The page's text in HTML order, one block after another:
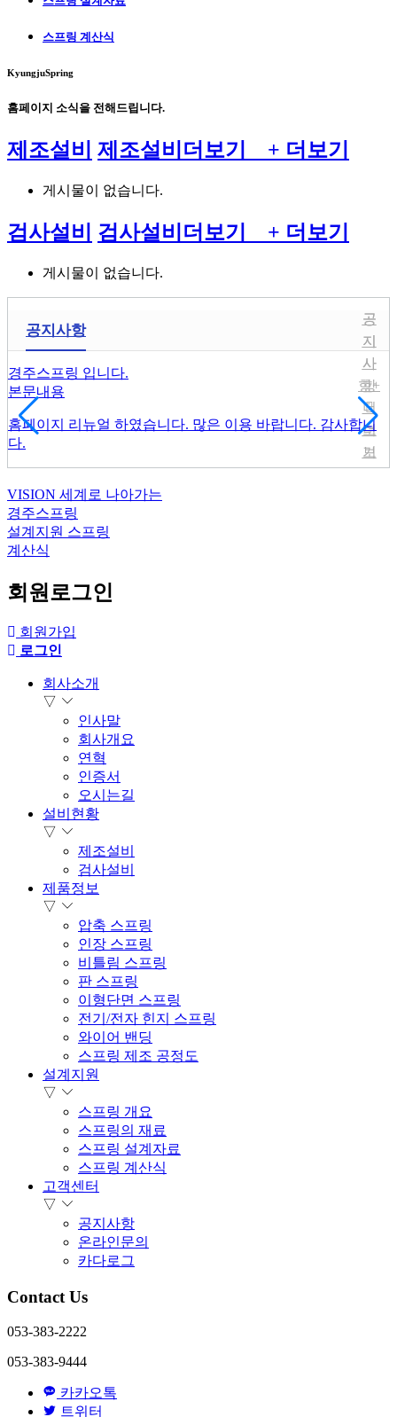
스프링 계산식
KyungjuSpring
홈페이지 소식을 전해드립니다.
제조설비 제조설비 더보기 + 더보기
게시물이 없습니다.
검사설비 검사설비 더보기 + 더보기
게시물이 없습니다.
공지사항
공
지
사
항+
더
보
기
경주스프링 입니다.
본문내용
홈페이지 리뉴얼 하였습니다. 많은 이용 바랍니다. 감사합니
다.
공
지
사
항
더
보
VISION 세계로 나아가는
경주스프링
설계지원 스프링
계산식
회원로그인
회원가입
로그인
회사소개
▽
인사말
회사개요
연혁
인증서
오시는길
설비현황
▽
제조설비
검사설비
제품정보
▽
압축 스프링
인장 스프링
비틀림 스프링
판 스프링
이형단면 스프링
전기/전자 힌지 스프링
와이어 밴딩
스프링 제조 공정도
설계지원
▽
스프링 개요
스프링의 재료
스프링 설계자료
스프링 계산식
고객센터
▽
공지사항
온라인문의
카다로그
Contact Us
053-383-2222
053-383-9444
카카오톡
트위터